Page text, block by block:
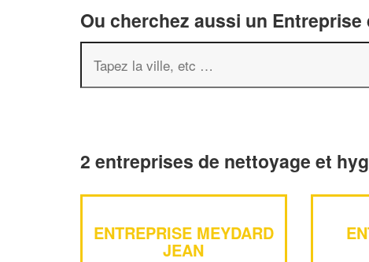
Ou cherchez aussi un
2 entreprises de nettoyage et
ENTREPRISE MEYDARD
JEAN